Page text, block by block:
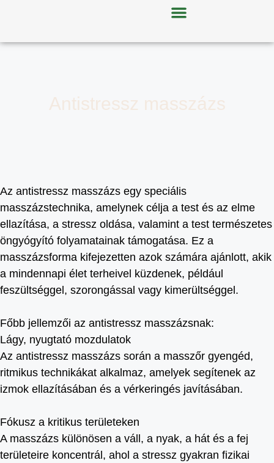
Antistressz masszázs
Az antistressz masszázs egy speciális
masszázstechnika, amelynek célja a test és az elme
ellazítása, a stressz oldása, valamint a test természetes
öngyógyító folyamatainak támogatása. Ez a
masszázsforma kifejezetten azok számára ajánlott, akik
a mindennapi élet terheivel küzdenek, például
feszültséggel, szorongással vagy kimerültséggel.
Főbb jellemzői az antistressz masszázsnak:
Lágy, nyugtató mozdulatok
Az antistressz masszázs során a masszőr gyengéd,
ritmikus technikákat alkalmaz, amelyek segítenek az
izmok ellazításában és a vérkeringés javításában.
Fókusz a kritikus területeken
A masszázs különösen a váll, a nyak, a hát és a fej
területeire koncentrál, ahol a stressz gyakran fizikai